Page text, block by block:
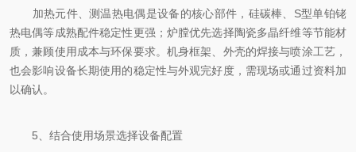
加热元件、测温热电偶是设备的核心部件，硅碳棒、S型单铂铑
热电偶等成熟配件稳定性更强；炉膛优先选择陶瓷多晶纤维等节能材
质，兼顾使用成本与环保要求。机身框架、外壳的焊接与喷涂工艺，
也会影响设备长期使用的稳定性与外观完好度，需现场或通过资料加
以确认。
5、结合使用场景选择设备配置